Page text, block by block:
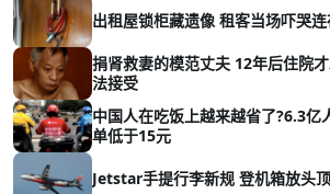
出租屋锁柜藏遗像 租客当场吓哭
捐肾救妻的模范丈夫 12年后住院
法接受
中国人在吃饭上越来越省了?6.3亿
单低于15元
Jetstar手提行李新规 登机箱放头